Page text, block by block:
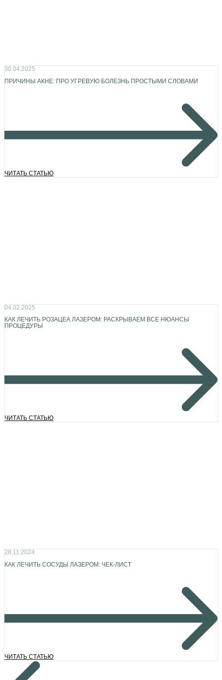
30.04.2025
ПРИЧИНЫ АКНЕ: ПРО УГРЕВУЮ БОЛЕЗНЬ ПРОСТЫМИ СЛОВАМИ
ЧИТАТЬ СТАТЬЮ
04.02.2025
КАК ЛЕЧИТЬ РОЗАЦЕА ЛАЗЕРОМ: РАСКРЫВАЕМ ВСЕ НЮАНСЫ
ПРОЦЕДУРЫ
ЧИТАТЬ СТАТЬЮ
28.11.2024
КАК ЛЕЧИТЬ СОСУДЫ ЛАЗЕРОМ: ЧЕК-ЛИСТ
ЧИТАТЬ СТАТЬЮ